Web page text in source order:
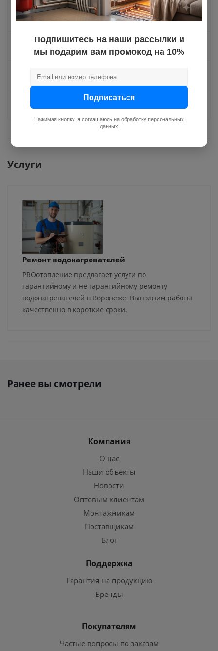
Оплата
Доставка
Отзывы
Задать вопрос
Услуги
Ремонт водонагревателей
PROотопление предлагает услуги по
гарантийному и не гарантийному ремонту
водонагревателей в Воронеже. Выполним работы
качественно в короткие сроки.
Ранее вы смотрели
Компания
О нас
Наши объекты
Новости
Оптовым клиентам
Монтажникам
Поставщикам
Блог
Поддержка
Гарантия на продукцию
Бренды
Покупателям
Частые вопросы по заказам
Подпишитесь на наши рассылки и
мы подарим вам промокод на 10%
Подписаться
Нажимая кнопку, я соглашаюсь на обработку персональных
данных